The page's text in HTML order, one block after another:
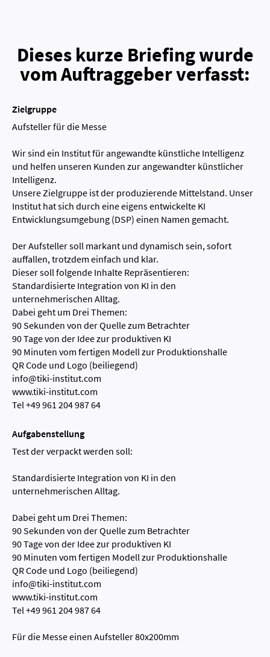
Dieses kurze Briefing wurde
vom Auftraggeber verfasst:
Zielgruppe
Aufsteller für die Messe
Wir sind ein Institut für angewandte künstliche Intelligenz
und helfen unseren Kunden zur angewandter künstlicher
Intelligenz.
Unsere Zielgruppe ist der produzierende Mittelstand. Unser
Institut hat sich durch eine eigens entwickelte KI
Entwicklungsumgebung (DSP) einen Namen gemacht.
Der Aufsteller soll markant und dynamisch sein, sofort
auffallen, trotzdem einfach und klar.
Dieser soll folgende Inhalte Repräsentieren:
Standardisierte Integration von KI in den
unternehmerischen Alltag.
Dabei geht um Drei Themen:
90 Sekunden von der Quelle zum Betrachter
90 Tage von der Idee zur produktiven KI
90 Minuten vom fertigen Modell zur Produktionshalle
QR Code und Logo (beiliegend)
info@tiki-institut.com
www.tiki-institut.com
Tel +49 961 204 987 64
Aufgabenstellung
Test der verpackt werden soll:
Standardisierte Integration von KI in den
unternehmerischen Alltag.
Dabei geht um Drei Themen:
90 Sekunden von der Quelle zum Betrachter
90 Tage von der Idee zur produktiven KI
90 Minuten vom fertigen Modell zur Produktionshalle
QR Code und Logo (beiliegend)
info@tiki-institut.com
www.tiki-institut.com
Tel +49 961 204 987 64
Für die Messe einen Aufsteller 80x200mm